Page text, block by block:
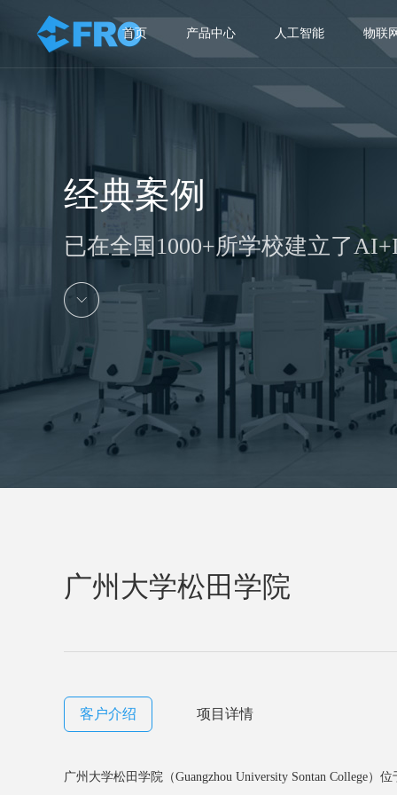
首页 产品中心 人工智能 物联
经典案例
已在全国1000+所学校建立了
广州大学松田学院
客户介绍 项目详情
广州大学松田学院（Guangzhou University Sontan College